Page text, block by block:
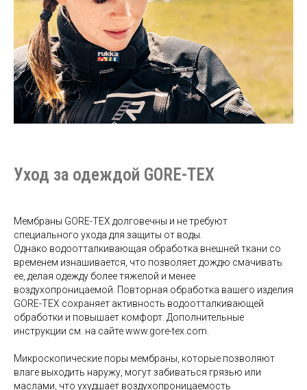
Уход за одеждой GORE-TEX
Мембраны GORE-TEX долговечны и не требуют
специального ухода для защиты от воды.
Однако водоотталкивающая обработка внешней ткани со
временем изнашивается, что позволяет дождю смачивать
ее, делая одежду более тяжелой и менее
воздухопроницаемой. Повторная обработка вашего изделия
GORE-TEX сохраняет активность водоотталкивающей
обработки и повышает комфорт. Дополнительные
инструкции см. на сайте www.gore-tex.com.
Микроскопические поры мембраны, которые позволяют
влаге выходить наружу, могут забиваться грязью или
маслами, что ухудшает воздухопроницаемость